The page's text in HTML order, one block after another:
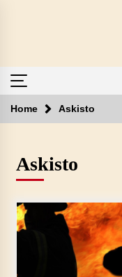
Home Askisto
Askisto